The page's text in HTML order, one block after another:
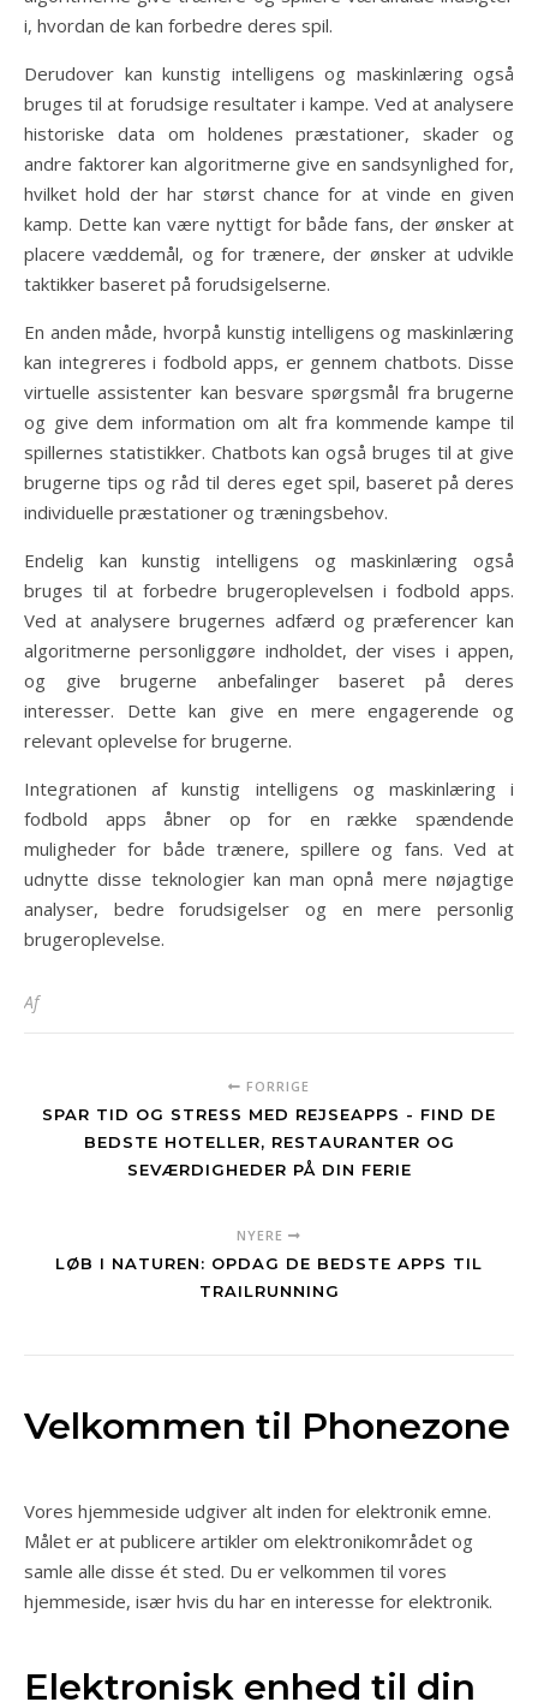
i, hvordan de kan forbedre deres spil.
Derudover kan kunstig intelligens og maskinlæring også
bruges til at forudsige resultater i kampe. Ved at analysere
historiske data om holdenes præstationer, skader og
andre faktorer kan algoritmerne give en sandsynlighed for,
hvilket hold der har størst chance for at vinde en given
kamp. Dette kan være nyttigt for både fans, der ønsker at
placere væddemål, og for trænere, der ønsker at udvikle
taktikker baseret på forudsigelserne.
En anden måde, hvorpå kunstig intelligens og maskinlæring
kan integreres i fodbold apps, er gennem chatbots. Disse
virtuelle assistenter kan besvare spørgsmål fra brugerne
og give dem information om alt fra kommende kampe til
spillernes statistikker. Chatbots kan også bruges til at give
brugerne tips og råd til deres eget spil, baseret på deres
individuelle præstationer og træningsbehov.
Endelig kan kunstig intelligens og maskinlæring også
bruges til at forbedre brugeroplevelsen i fodbold apps.
Ved at analysere brugernes adfærd og præferencer kan
algoritmerne personliggøre indholdet, der vises i appen,
og give brugerne anbefalinger baseret på deres
interesser. Dette kan give en mere engagerende og
relevant oplevelse for brugerne.
Integrationen af kunstig intelligens og maskinlæring i
fodbold apps åbner op for en række spændende
muligheder for både trænere, spillere og fans. Ved at
udnytte disse teknologier kan man opnå mere nøjagtige
analyser, bedre forudsigelser og en mere personlig
brugeroplevelse.
Af
FORRIGE
SPAR TID OG STRESS MED REJSEAPPS - FIND DE
BEDSTE HOTELLER, RESTAURANTER OG
SEVÆRDIGHEDER PÅ DIN FERIE
NYERE
LØB I NATUREN: OPDAG DE BEDSTE APPS TIL
TRAILRUNNING
Velkommen til Phonezone
Vores hjemmeside udgiver alt inden for elektronik emne.
Målet er at publicere artikler om elektronikområdet og
samle alle disse ét sted. Du er velkommen til vores
hjemmeside, især hvis du har en interesse for elektronik.
Elektronisk enhed til din